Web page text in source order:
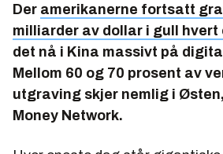
Der amerikanerne fortsatt
milliarder av dollar i gull hvert
det nå i Kina massivt på
Mellom 60 og 70 prosent av
utgraving skjer nemlig i
Money Network.